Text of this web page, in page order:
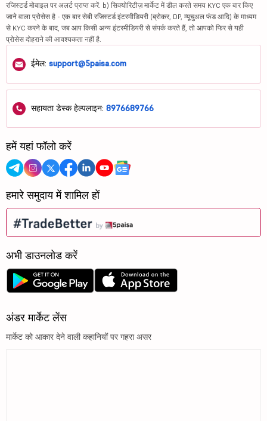
रजिस्टर्ड मोबाइल पर अलर्ट प्राप्त करें. b) सिक्योरिटीज़ मार्केट में डील करते समय KYC एक बार किए
जाने वाला प्रोसेस है - एक बार सेबी रजिस्टर्ड इंटरमीडियरी (ब्रोकर, DP, म्यूचुअल फंड आदि) के माध्यम
से KYC करने के बाद, जब आप किसी अन्य इंटरमीडियरी से संपर्क करते हैं, तो आपको फिर से यही
प्रोसेस दोहराने की आवश्यकता नहीं है.
ईमेल: support@5paisa.com
सहायता डेस्क हेल्पलाइन: 8976689766
हमें यहां फॉलो करें
हमारे समुदाय में शामिल हों
अभी डाउनलोड करें
अंडर मार्केट लेंस
मार्केट को आकार देने वाली कहानियों पर गहरा असर